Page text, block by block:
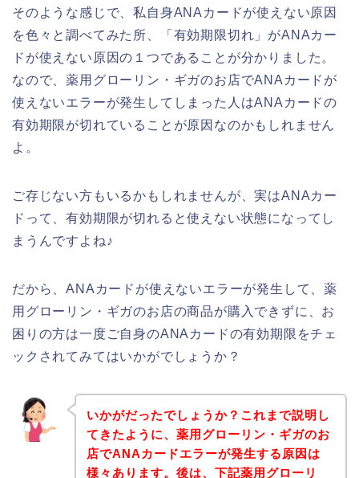
そのような感じで、私自身ANAカードが使えない原因
を色々と調べてみた所、「有効期限切れ」がANAカー
ドが使えない原因の１つであることが分かりました。
なので、薬用グローリン・ギガのお店でANAカードが
使えないエラーが発生してしまった人はANAカードの
有効期限が切れていることが原因なのかもしれません
よ。
ご存じない方もいるかもしれませんが、実はANAカー
ドって、有効期限が切れると使えない状態になってし
まうんですよね♪
だから、ANAカードが使えないエラーが発生して、薬
用グローリン・ギガのお店の商品が購入できずに、お
困りの方は一度ご自身のANAカードの有効期限をチェ
ックされてみてはいかがでしょうか？
いかがだったでしょうか？これまで説明し
てきたように、薬用グローリン・ギガのお
店でANAカードエラーが発生する原因は
様々あります。後は、下記薬用グローリ